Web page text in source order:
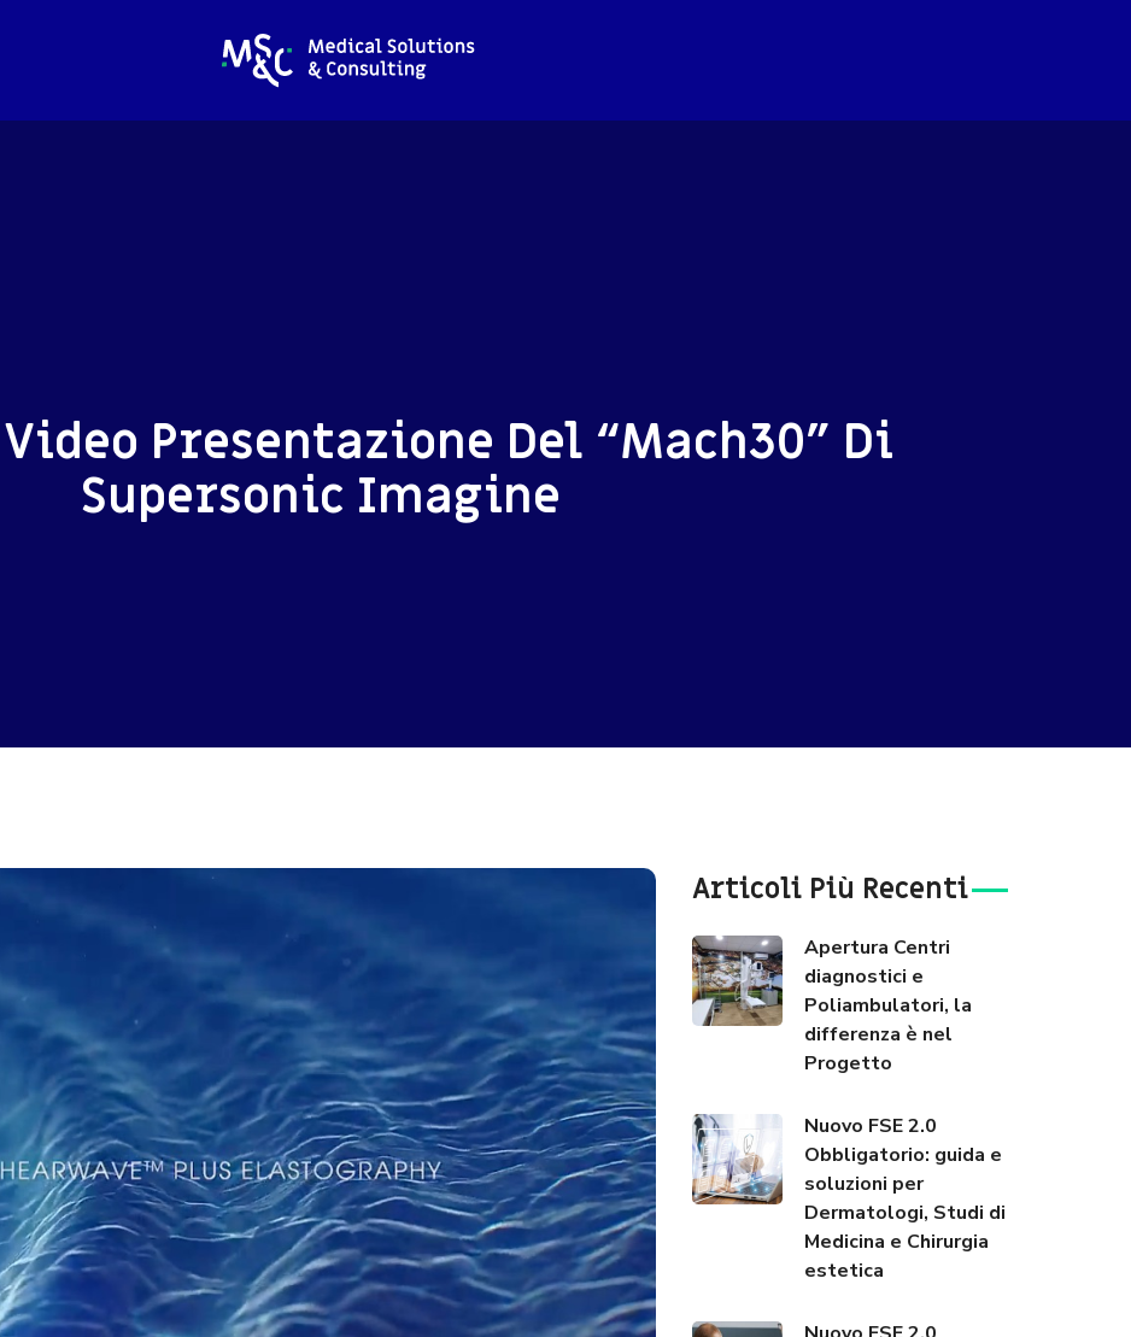
Presentazione Del “Mach30” Di
Supersonic Imagine
Articoli Più Recenti
Apertura Centri
diagnostici e
Poliambulatori, la
differenza è nel
Progetto
Nuovo FSE 2.0
Obbligatorio: guida e
soluzioni per
Dermatologi, Studi di
Medicina e Chirurgia
estetica